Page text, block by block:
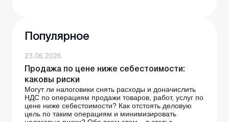
Популярное
23.06.2026
Продажа по цене ниже себестоимости:
каковы риски
Могут ли налоговики снять расходы и доначислить
НДС по операциям продажи товаров, работ, услуг по
цене ниже себестоимости? Как отстоять деловую
цель по таким операциям и минимизировать